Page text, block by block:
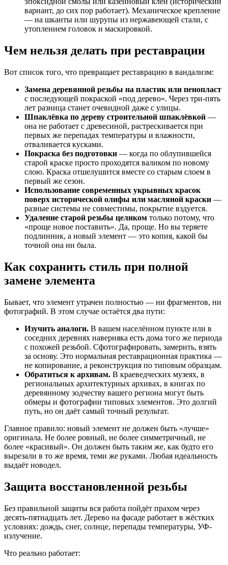
вариант, до сих пор работает). Механическое крепление
— на шканты или шурупы из нержавеющей стали, с
утоплением головок и маскировкой.
Чем нельзя делать при реставрации
Вот список того, что превращает реставрацию в вандализм:
Замена деревянной резьбы на пластик или пенопласт
с последующей покраской «под дерево». Через три-пять
лет разница станет очевидной даже с улицы.
Шпаклёвка по дереву строительной шпаклёвкой —
она не работает с древесиной, растрескивается при
первых же перепадах температуры и влажности,
отваливается кусками.
Покраска без подготовки — когда по облупившейся
старой краске просто проходятся валиком по новому
слою. Краска отшелушится вместе со старым слоем в
первый же сезон.
Использование современных укрывных красок
поверх исторической олифы или масляной краски —
разные системы не совместимы, покрытие вздуется.
Удаление старой резьбы целиком только потому, что
«проще новое поставить». Да, проще. Но вы теряете
подлинник, а новый элемент — это копия, какой бы
точной она ни была.
Как сохранить стиль при полной
замене элемента
Бывает, что элемент утрачен полностью — ни фрагментов, ни
фотографий. В этом случае остаётся два пути:
Изучить аналоги. В вашем населённом пункте или в
соседних деревнях наверняка есть дома того же периода
с похожей резьбой. Сфотографировать, замерить, взять
за основу. Это нормальная реставрационная практика —
не копирование, а реконструкция по типовым образцам.
Обратиться к архивам. В краеведческих музеях, в
региональных архитектурных архивах, в книгах по
деревянному зодчеству вашего региона могут быть
обмеры и фотографии типовых элементов. Это долгий
путь, но он даёт самый точный результат.
Главное правило: новый элемент не должен быть «лучше»
оригинала. Не более ровный, не более симметричный, не
более «красивый». Он должен быть таким же, как будто его
вырезали в то же время, теми же руками. Любая идеальность
выдаёт новодел.
Защита восстановленной резьбы
Без правильной защиты вся работа пойдёт прахом через
десять-пятнадцать лет. Дерево на фасаде работает в жёстких
условиях: дождь, снег, солнце, перепады температуры, УФ-
излучение.
Что реально работает: